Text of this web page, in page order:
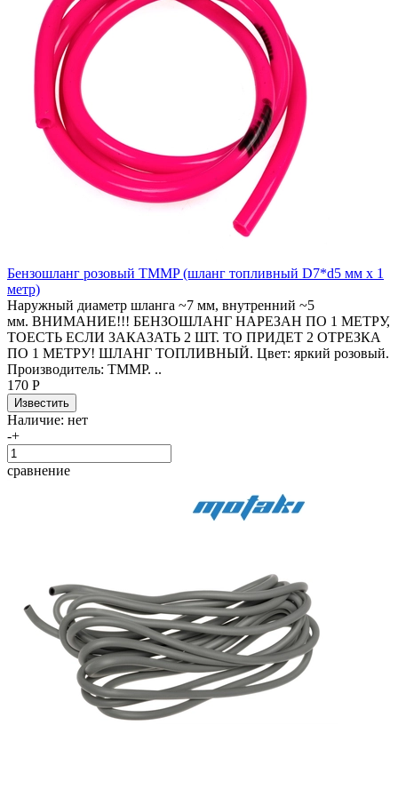
Бензошланг розовый TMMP (шланг топливный D7*d5 мм x 1
метр)
Наружный диаметр шланга ~7 мм, внутренний ~5
мм. ВНИМАНИЕ!!! БЕНЗОШЛАНГ НАРЕЗАН ПО 1 МЕТРУ,
ТОЕСТЬ ЕСЛИ ЗАКАЗАТЬ 2 ШТ. ТО ПРИДЕТ 2 ОТРЕЗКА
ПО 1 МЕТРУ! ШЛАНГ ТОПЛИВНЫЙ. Цвет: яркий розовый.
Производитель: TMMP. ..
170 Р
Наличие: нет
-+
сравнение